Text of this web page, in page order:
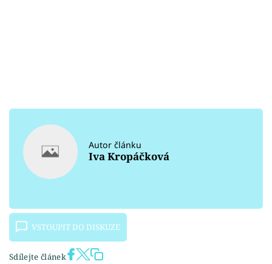
Autor článku
Iva Kropáčková
VSTOUPIT DO DISKUZE
Sdílejte článek